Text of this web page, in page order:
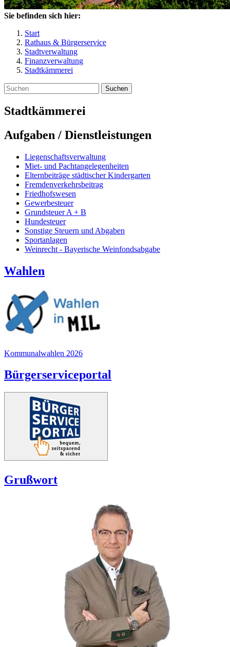
Sie befinden sich hier:
Start
Rathaus & Bürgerservice
Stadtverwaltung
Finanzverwaltung
Stadtkämmerei
Suchen
Stadtkämmerei
Aufgaben / Dienstleistungen
Liegenschaftsverwaltung
Miet- und Pachtangelegenheiten
Elternbeiträge städtischer Kindergarten
Fremdenverkehrsbeitrag
Friedhofswesen
Gewerbesteuer
Grundsteuer A + B
Hundesteuer
Sonstige Steuern und Abgaben
Sportanlagen
Weinrecht - Bayerische Weinfondsabgabe
Wahlen
Kommunalwahlen 2026
Bürgerserviceportal
Grußwort